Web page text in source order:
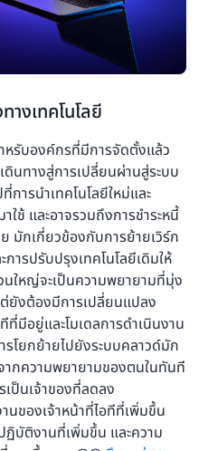
างเทคโนโลยี
หรับองค์กรที่มีการจัดตั้งแล้ว
นทางสู่การเปลี่ยนผ่านสู่ระบบ
การนำเทคโนโลยีใหม่และ
ใช้ และอาจรวมถึงการชำระหนี้
มักเกี่ยวข้องกับการย้ายเวิร์ก
ารปรับปรุงเทคโนโลยีเดิมให้
ใหญ่จะเป็นความพยายามที่มุ่ง
ต่ยังต้องมีการเปลี่ยนแปลง
ที่มีอยู่และโมเดลการดำเนินงาน
โยกย้ายไปยังระบบคลาวด์มัก
ากความพยายามของตนในทันที
เป็นเจ้าของที่ลดลง
นของเจ้าหน้าที่ไอทีที่เพิ่มขึ้น
บัติงานที่เพิ่มขึ้น และความ